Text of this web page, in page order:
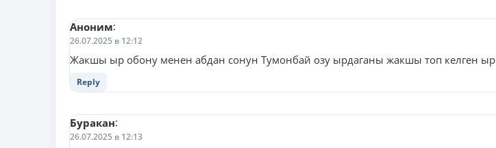
Аноним:
26.07.2025 в 12:12
Жакшы ыр обону менен абдан сонун Тумонбай озу ырдаганы жакшы топ келген ыр
Reply
Буракан:
26.07.2025 в 12:13